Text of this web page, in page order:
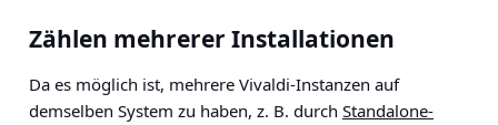
Zählen mehrerer Installationen
Da es möglich ist, mehrere Vivaldi-Instanzen auf
demselben System zu haben, z. B. durch Standalone-